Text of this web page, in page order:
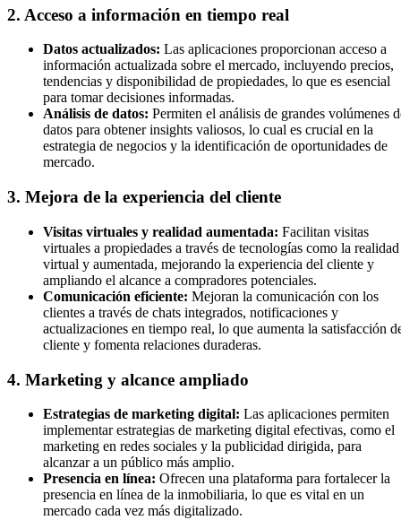
2. Acceso a información en tiempo real
Datos actualizados: Las aplicaciones proporcionan acceso a
información actualizada sobre el mercado, incluyendo precios,
tendencias y disponibilidad de propiedades, lo que es esencial
para tomar decisiones informadas.
Análisis de datos: Permiten el análisis de grandes volúmenes
datos para obtener insights valiosos, lo cual es crucial en la
estrategia de negocios y la identificación de oportunidades de
mercado.
3. Mejora de la experiencia del cliente
Visitas virtuales y realidad aumentada: Facilitan visitas
virtuales a propiedades a través de tecnologías como la realidad
virtual y aumentada, mejorando la experiencia del cliente y
ampliando el alcance a compradores potenciales.
Comunicación eficiente: Mejoran la comunicación con los
clientes a través de chats integrados, notificaciones y
actualizaciones en tiempo real, lo que aumenta la satisfacción
cliente y fomenta relaciones duraderas.
4. Marketing y alcance ampliado
Estrategias de marketing digital: Las aplicaciones permiten
implementar estrategias de marketing digital efectivas, como el
marketing en redes sociales y la publicidad dirigida, para
alcanzar a un público más amplio.
Presencia en línea: Ofrecen una plataforma para fortalecer la
presencia en línea de la inmobiliaria, lo que es vital en un
mercado cada vez más digitalizado.